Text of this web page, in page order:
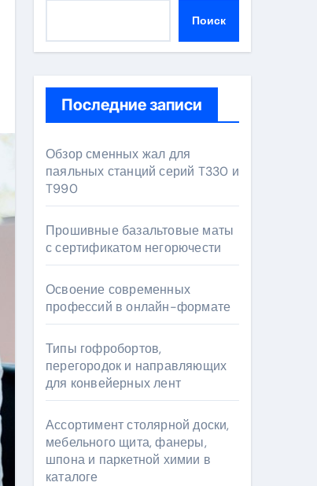
Поиск
Последние записи
Обзор сменных жал для
паяльных станций серий T330 и
T990
Прошивные базальтовые маты
с сертификатом негорючести
Освоение современных
профессий в онлайн-формате
Типы гофробортов,
перегородок и направляющих
для конвейерных лент
Ассортимент столярной доски,
мебельного щита, фанеры,
шпона и паркетной химии в
каталоге